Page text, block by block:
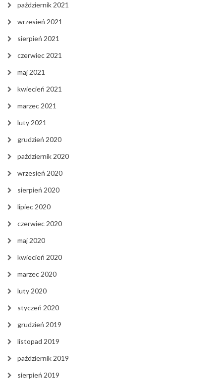
październik 2021
wrzesień 2021
sierpień 2021
czerwiec 2021
maj 2021
kwiecień 2021
marzec 2021
luty 2021
grudzień 2020
październik 2020
wrzesień 2020
sierpień 2020
lipiec 2020
czerwiec 2020
maj 2020
kwiecień 2020
marzec 2020
luty 2020
styczeń 2020
grudzień 2019
listopad 2019
październik 2019
sierpień 2019